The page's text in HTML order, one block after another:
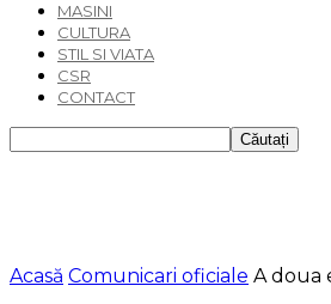
MASINI
CULTURA
STIL SI VIATA
CSR
CONTACT
Acasă Comunicari oficiale A doua